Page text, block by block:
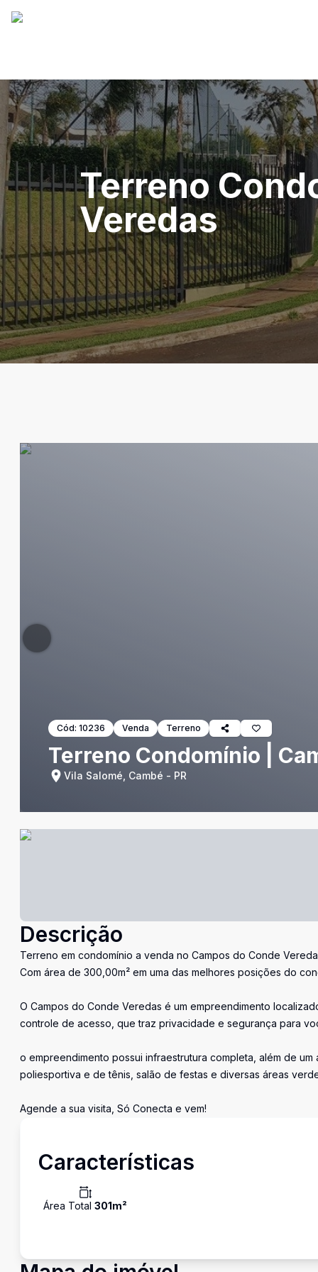
Terreno
Veredas
Cód: 10236 Venda Terreno
Terreno Condomínio |
Vila Salomé, Cambé - PR
Descrição
Terreno em condomínio a venda no Campos do Conde
Com área de 300,00m² em uma das melhores posições do
O Campos do Conde Veredas é um empreendimento
controle de acesso, que traz privacidade e segurança para
o empreendimento possui infraestrutura completa, além de
poliesportiva e de tênis, salão de festas e diversas áreas
Agende a sua visita, Só Conecta e vem!
Características
Área Total 301m²